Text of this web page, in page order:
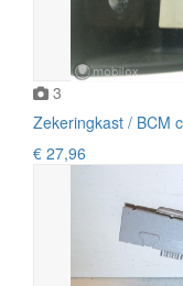
3
Zekeringkast / BCM
€ 27,96